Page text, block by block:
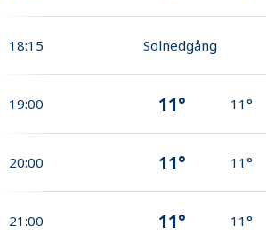
18:15 Solnedgång
19:00 11° 11°
20:00 11° 11°
21:00 11° 11°